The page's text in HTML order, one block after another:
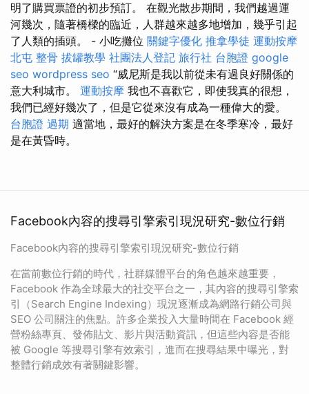
明了購買票證的初步預訂。 在觀光散步期間，我們越過運
河幾次，隨著橋樑的臨近，人群越來越多地增加，幾乎引起
了人類的插頭。 - 小吃攤位 關鍵字優化 推拿學徒 運動按摩
北屯 整骨 拔罐教學 社團法人登記 旅行社 台胞證 google
seo wordpress seo “威尼斯是我以前從未有過良好關係的
意大利城市。 運動按摩 我也不喜歡它，即使我真的很想，
我們已經好幾次了，但是它從來沒有成為一種偉大的愛。
台胞證 過期 適當地，最好的解決方案是在冬季寒冷，最好
是在黃昏時。
Facebook內容的搜尋引擎索引現況研究-數位行銷
Facebook內容的搜尋引擎索引現況研究-數位行銷
在當前數位行銷的時代，社群媒體平台的角色越來越重要，
Facebook 作為全球最大的社交平台之一，其內容的搜尋引擎索
引（Search Engine Indexing）現況逐漸成為網路行銷公司與
SEO 公司關注的焦點。許多企業投入大量時間在 Facebook 經
營粉絲專頁、發佈貼文、影片與活動資訊，但這些內容是否能
被 Google 等搜尋引擎有效索引，進而在搜尋結果中曝光，對
整體行銷成效有著關鍵影響。